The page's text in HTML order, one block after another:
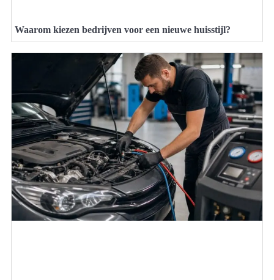
Waarom kiezen bedrijven voor een nieuwe huisstijl?